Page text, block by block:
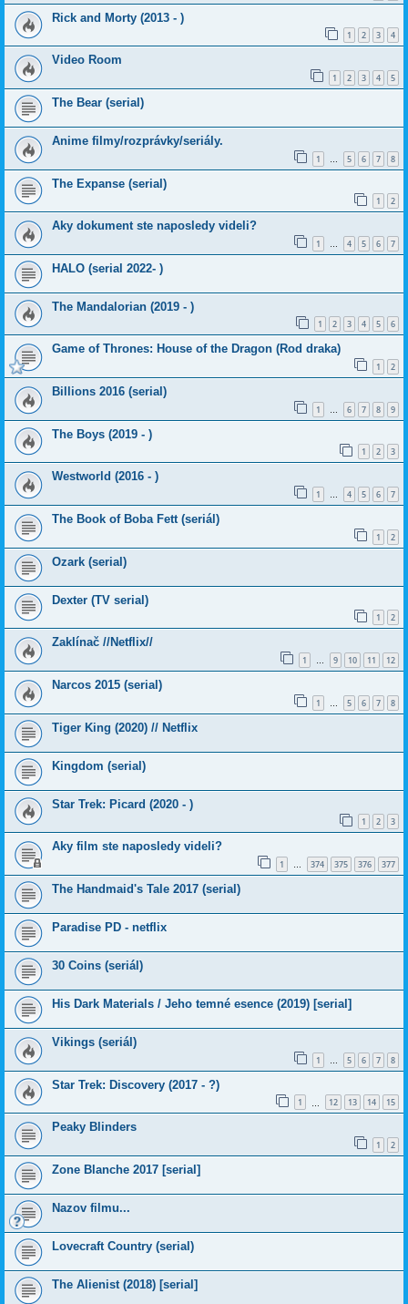
Rick and Morty (2013 - )
1 2 3 4
Video Room
1 2 3 4 5
The Bear (serial)
Anime filmy/rozprávky/seriály.
1 … 5 6 7 8
The Expanse (serial)
1 2
Aky dokument ste naposledy videli?
1 … 4 5 6 7
HALO (serial 2022- )
The Mandalorian (2019 - )
1 2 3 4 5 6
Game of Thrones: House of the Dragon (Rod draka)
1 2
Billions 2016 (serial)
1 … 6 7 8 9
The Boys (2019 - )
1 2 3
Westworld (2016 - )
1 … 4 5 6 7
The Book of Boba Fett (seriál)
1 2
Ozark (serial)
Dexter (TV serial)
1 2
Zaklínač //Netflix//
1 … 9 10 11 12
Narcos 2015 (serial)
1 … 5 6 7 8
Tiger King (2020) // Netflix
Kingdom (serial)
Star Trek: Picard (2020 - )
1 2 3
Aky film ste naposledy videli?
1 … 374 375 376 377
The Handmaid's Tale 2017 (serial)
Paradise PD - netflix
30 Coins (seriál)
His Dark Materials / Jeho temné esence (2019) [serial]
Vikings (seriál)
1 5 6 7 8
Star Trek: Discovery (2017 - ?)
1 12 13 14 15
Peaky Blinders
1 2
Zone Blanche 2017 [serial]
Nazov filmu...
Lovecraft Country (serial)
The Alienist (2018) [serial]